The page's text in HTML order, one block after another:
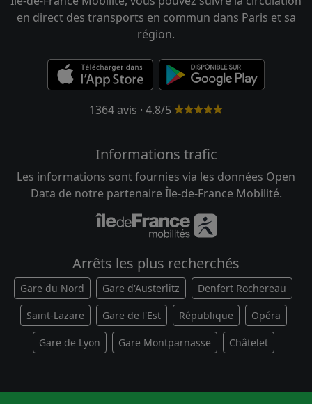
en direct des transports en commun dans Paris et sa
région.
1364 avis · 4.8/5
Informations trafic
Les informations sont fournies via les données Open
Data de notre partenaire Île-de-France Mobilité.
Arrêts les plus recherchés
Gare du Nord Gare d'Austerlitz Denfert Rochereau
Saint-Lazare Gare de l'Est République Opéra
Gare de Lyon Gare Montparnasse Châtelet